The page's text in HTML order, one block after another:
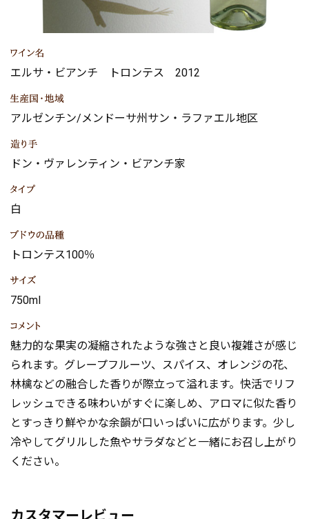
エルサ・ビアンチ トロンテス 2012
アルゼンチン/メンドーサ州サン・ラファエル地区
ドン・ヴァレンティン・ビアンチ家
白
トロンテス100％
750ml
魅力的な果実の凝縮されたような強さと良い複雑さが感じ
られます。グレープフルーツ、スパイス、オレンジの花、
林檎などの融合した香りが際立って溢れます。快活でリフ
レッシュできる味わいがすぐに楽しめ、アロマに似た香り
とすっきり鮮やかな余韻が口いっぱいに広がります。少し
冷やしてグリルした魚やサラダなどと一緒にお召し上がり
ください。
カスタマーレビュー